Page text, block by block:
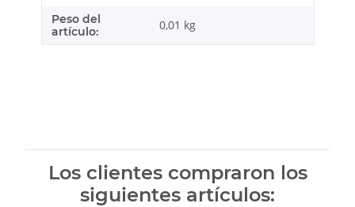
Peso del
artículo:
0,01 kg
Los clientes compraron los
siguientes artículos: